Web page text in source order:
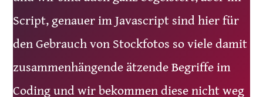
Script, genauer im Javascript sind hier für
den Gebrauch von Stockfotos so viele damit
zusammenhängende ätzende Begriffe im
Coding und wir bekommen diese nicht weg